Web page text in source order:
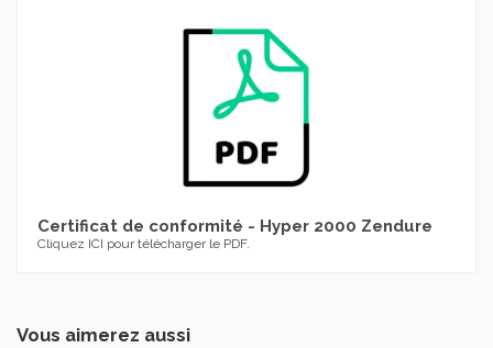
Certificat de conformité - Hyper 2000 Zendure
Cliquez ICI pour télécharger le PDF.
Vous aimerez aussi